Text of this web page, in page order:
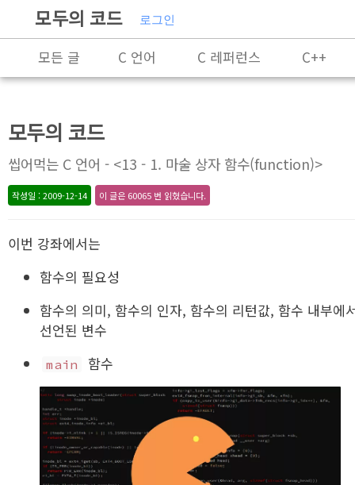
모두의 코드 로그인
모든 글 C 언어 C 레퍼런스
C++
X86-64 명령어 레퍼런스
자료 구조
잡담 프로그래밍
모두의 코드
씹어먹는 C 언어 - <13 - 1. 마술 상자 함수(function)>
작성일 : 2009-12-14 이 글은 60065 번 읽혔습니다.
이번 강좌에서는
함수의 필요성
함수의 의미, 함수의 인자, 함수의 리턴값, 함수 내부에
선언된 변수
main 함수